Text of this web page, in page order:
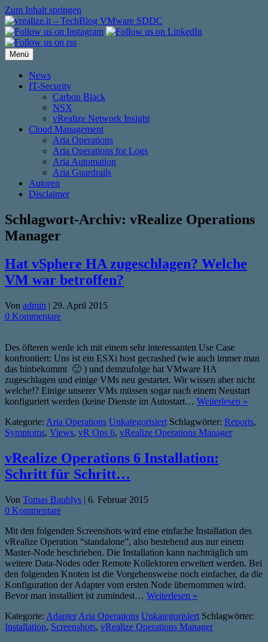
Zum Inhalt springen
Menü
News
IT-Security
Carbon Black
NSX
vRealize Network Insight
Cloud Management
Aria Operations
Aria Operations for Logs
Aria Automation
Aria Guardrails
Autoren
Disclaimer
Schlagwort-Archiv: vRealize Operations
Manager
Hat vSphere HA zugeschlagen? Welche
VM war betroffen?
Von admin | 29. April 2015
0 Kommentare
Des öfteren werde ich mit einem sehr interessanten Use Case
konfrontiert: Uns ist ein ESXi host gecrashed (wie auch immer man
das hinbekommt 🙂 ) und demzufolge hat VMware HA
zugeschlagen und einige VMs neu gestartet. Wir wissen aber nicht
welche!? Einige unserer VMs müssen sogar nach einem Neustart
konfiguriert werden (keine Dienste im Autostart… Weiterlesen »
Kategorie: Aria Operations Unkategorisiert Schlagwörter: Reports,
Symptoms, Views, vR Ops 6, vRealize Operations Manager
vRealize Operations 6 Installation:
Schritt für Schritt…
Von Tomas Baublys | 6. Februar 2015
0 Kommentare
Mit den folgenden Screenshots wird eine einfache Installation des
vRealize Operation “standalone”, also bestehend aus nur einem
Master-Node beschrieben. Die Installation kann nachträglich um
weitere Data-Nodes oder Remote Kollektoren erweitert werden. Bei
den folgenden Knoten ist die Vorgehensweise noch einfacher, da die
Konfiguration der Adapter vom ersten Node übernommen wird.
Bevor man installiert ist zumindest… Weiterlesen »
Kategorie: Adapter Aria Operations Unkategorisiert Schlagwörter:
Installation, Screenshots, vRealize Operations Manager